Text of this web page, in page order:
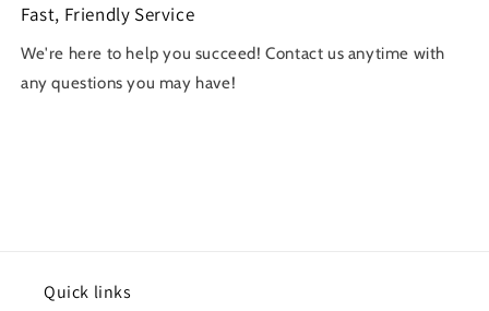
Fast, Friendly Service
We're here to help you succeed! Contact us anytime with
any questions you may have!
Quick links